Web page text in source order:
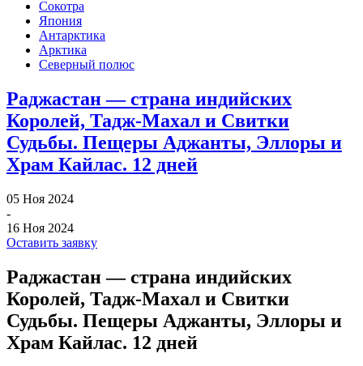
Сокотра
Япония
Антарктика
Арктика
Северный полюс
Раджастан — страна индийских
Королей, Тадж-Махал и Свитки
Судьбы. Пещеры Аджанты, Эллоры и
Храм Кайлас. 12 дней
05 Ноя 2024
-
16 Ноя 2024
Оставить заявку
Раджастан — страна индийских
Королей, Тадж-Махал и Свитки
Судьбы. Пещеры Аджанты, Эллоры и
Храм Кайлас. 12 дней